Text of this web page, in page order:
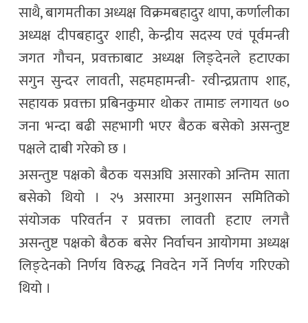
साथै, बागमतीका अध्यक्ष विक्रमबहादुर थापा, कर्णालीका
अध्यक्ष दीपबहादुर शाही, केन्द्रीय सदस्य एवं पूर्वमन्त्री
जगत गौचन, प्रवक्ताबाट अध्यक्ष लिङ्देनले हटाएका
सगुन सुन्दर लावती, सहमहामन्त्री- रवीन्द्रप्रताप शाह,
सहायक प्रवक्ता प्रबिनकुमार थोकर तामाङ लगायत ७०
जना भन्दा बढी सहभागी भएर बैठक बसेको असन्तुष्ट
पक्षले दाबी गरेको छ ।
असन्तुष्ट पक्षको बैठक यसअघि असारको अन्तिम साता
बसेको थियो । २५ असारमा अनुशासन समितिको
संयोजक परिवर्तन र प्रवक्ता लावती हटाए लगत्तै
असन्तुष्ट पक्षको बैठक बसेर निर्वाचन आयोगमा अध्यक्ष
लिङ्देनको निर्णय विरुद्ध निवदेन गर्ने निर्णय गरिएको
थियो ।